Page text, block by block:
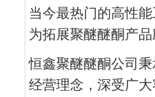
当今最热门的高性
为拓展聚醚醚酮产
恒鑫聚醚醚酮公司
经营理念，深受广